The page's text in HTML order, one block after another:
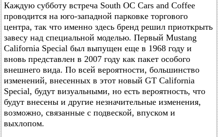
Каждую субботу встреча South OC Cars and Coffee
проводится на юго-западной парковке торгового
центра, так что именно здесь бренд решил приоткрыть
завесу над специальной моделью. Первый Mustang
California Special был выпущен еще в 1968 году и
вновь представлен в 2007 году как пакет особого
внешнего вида. По всей вероятности, большинство
изменений, внесенных в этот новый GT California
Special, будут визуальными, но есть вероятность, что
будут внесены и другие незначительные изменения,
возможно, связанные с подвеской, впуском и
выхлопом.